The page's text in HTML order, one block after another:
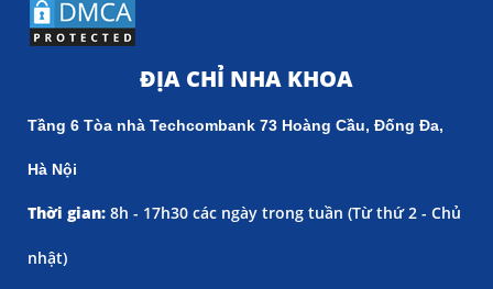
ĐỊA CHỈ NHA KHOA
Tầng 6 Tòa nhà Techcombank 73 Hoàng Cầu, Đống Đa,
Hà Nội
Thời gian: 8h - 17h30 các ngày trong tuần (Từ thứ 2 - Chủ
nhật)